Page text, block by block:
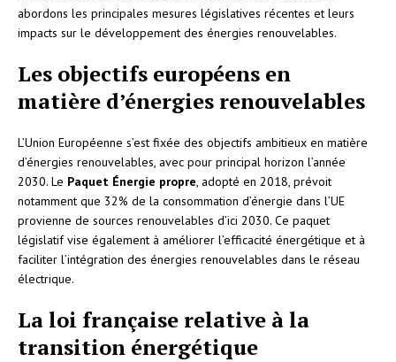
abordons les principales mesures législatives récentes et leurs
impacts sur le développement des énergies renouvelables.
Les objectifs européens en
matière d’énergies renouvelables
L’Union Européenne s’est fixée des objectifs ambitieux en matière
d’énergies renouvelables, avec pour principal horizon l’année
2030. Le Paquet Énergie propre, adopté en 2018, prévoit
notamment que 32% de la consommation d’énergie dans l’UE
provienne de sources renouvelables d’ici 2030. Ce paquet
législatif vise également à améliorer l’efficacité énergétique et à
faciliter l’intégration des énergies renouvelables dans le réseau
électrique.
La loi française relative à la
transition énergétique